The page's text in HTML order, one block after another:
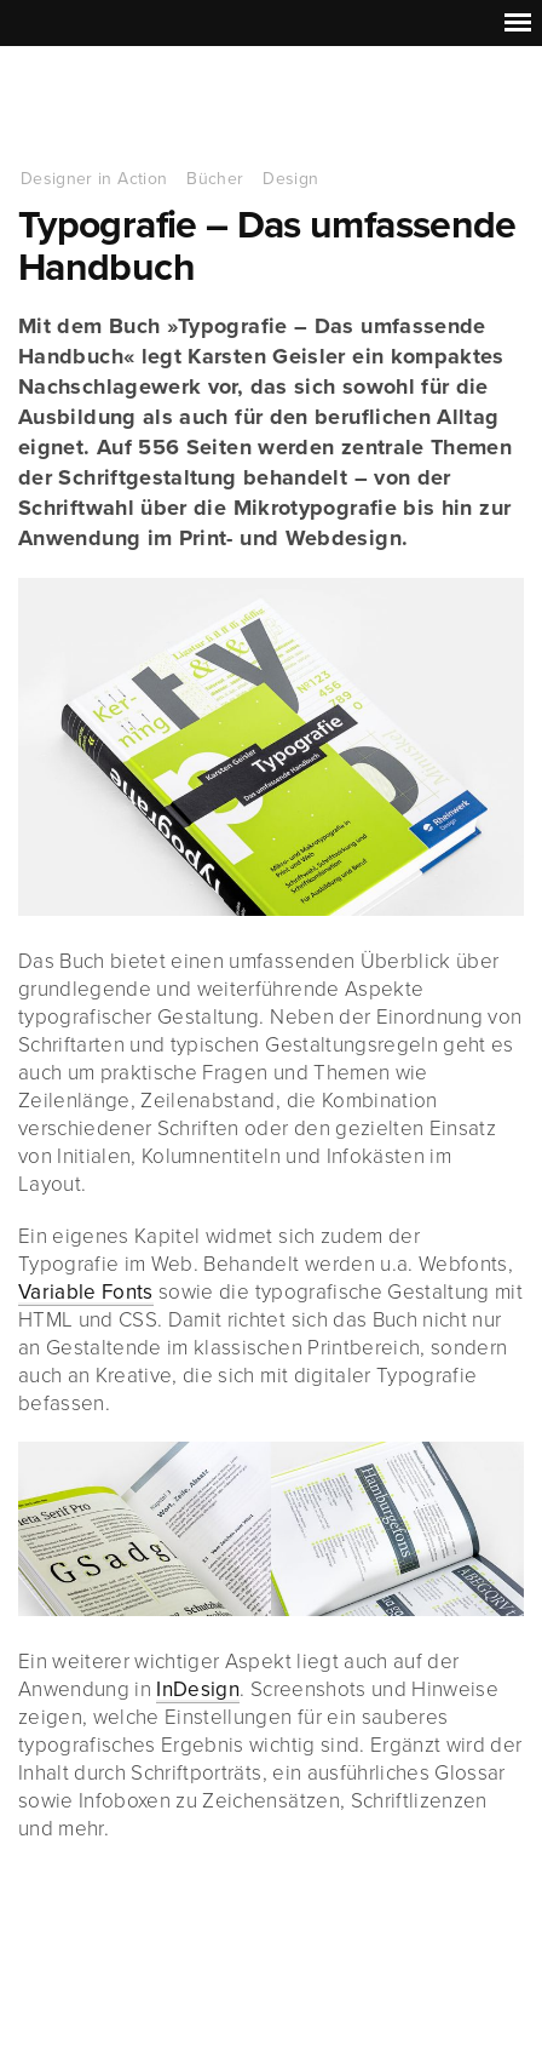
Designer in Action Bücher Design
Typografie – Das umfassende
Handbuch
Mit dem Buch »Typografie – Das umfassende
Handbuch« legt Karsten Geisler ein kompaktes
Nachschlagewerk vor, das sich sowohl für die
Ausbildung als auch für den beruflichen Alltag
eignet. Auf 556 Seiten werden zentrale Themen
der Schriftgestaltung behandelt – von der
Schriftwahl über die Mikrotypografie bis hin zur
Anwendung im Print- und Webdesign.
Das Buch bietet einen umfassenden Überblick über
grundlegende und weiterführende Aspekte
typografischer Gestaltung. Neben der Einordnung von
Schriftarten und typischen Gestaltungsregeln geht es
auch um praktische Fragen und Themen wie
Zeilenlänge, Zeilenabstand, die Kombination
verschiedener Schriften oder den gezielten Einsatz
von Initialen, Kolumnentiteln und Infokästen im
Layout.
Ein eigenes Kapitel widmet sich zudem der
Typografie im Web. Behandelt werden u.a. Webfonts,
Variable Fonts sowie die typografische Gestaltung mit
HTML und CSS. Damit richtet sich das Buch nicht nur
an Gestaltende im klassischen Printbereich, sondern
auch an Kreative, die sich mit digitaler Typografie
befassen.
Ein weiterer wichtiger Aspekt liegt auch auf der
Anwendung in InDesign. Screenshots und Hinweise
zeigen, welche Einstellungen für ein sauberes
typografisches Ergebnis wichtig sind. Ergänzt wird der
Inhalt durch Schriftporträts, ein ausführliches Glossar
sowie Infoboxen zu Zeichensätzen, Schriftlizenzen
und mehr.